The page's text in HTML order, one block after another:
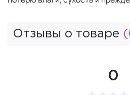
Отзывы о товаре
0